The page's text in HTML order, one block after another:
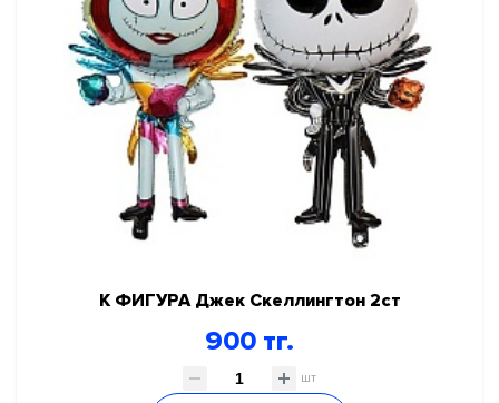
К ФИГУРА Джек Скеллингтон 2ст
900 тг.
шт